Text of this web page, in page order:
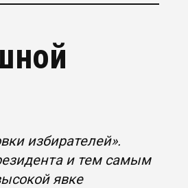
избирателей».
и тем самым
явке